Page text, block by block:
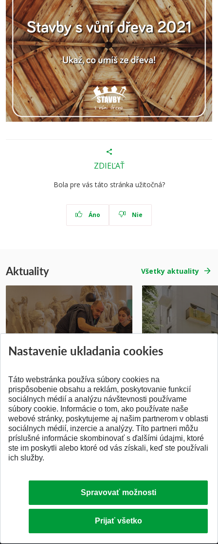
ZDIEĽAŤ
Bola pre vás táto stránka užitočná?
Áno Nie
Aktuality Všetky aktuality
Pridané 14.07.2026 Pridané 03.07.2026
SPÄŤ NA VRCH
Nastavenie ukladania cookies
Táto webstránka používa súbory cookies na
prispôsobenie obsahu a reklám, poskytovanie funkcií
sociálnych médií a analýzu návštevnosti používame
súbory cookie. Informácie o tom, ako používate naše
webové stránky, poskytujeme aj našim partnerom v oblasti
sociálnych médií, inzercie a analýzy. Títo partneri môžu
príslušné informácie skombinovať s ďalšími údajmi, ktoré
ste im poskytli alebo ktoré od vás získali, keď ste používali
ich služby.
Spravovať možnosti
Prijať všetko